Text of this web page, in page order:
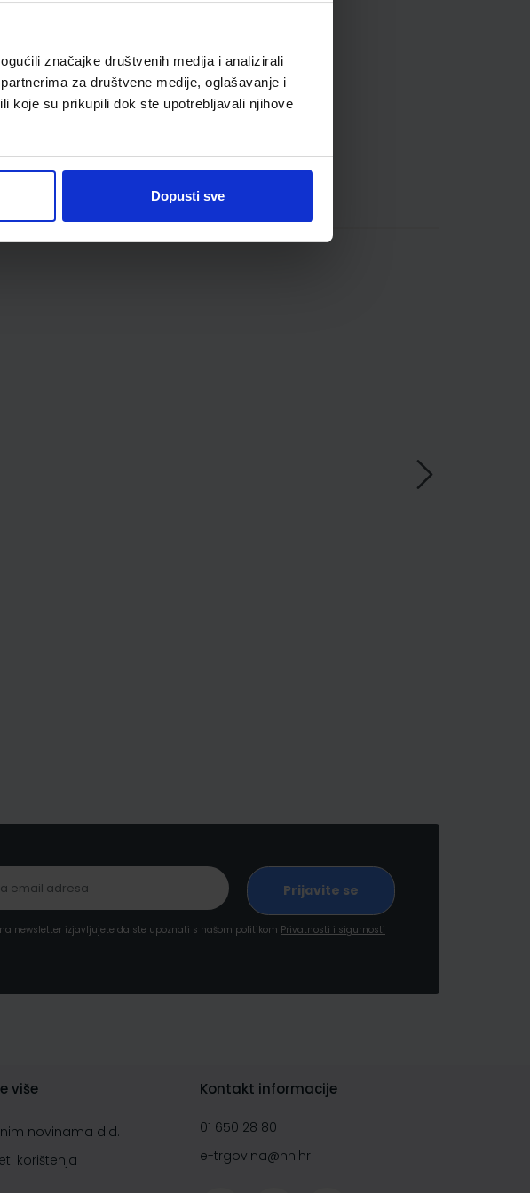
značajke društvenih medija i analizirali
za društvene medije, oglašavanje i
koje su prikupili dok ste upotrebljavali njihove
Dopusti sve
newsletter izjavljujete da ste upoznati s našom politikom Privatnosti i sigurnosti
više
novinama d.d.
korištenja
Kontakt informacije
01 650 28 80
e-trgovina@nn.hr